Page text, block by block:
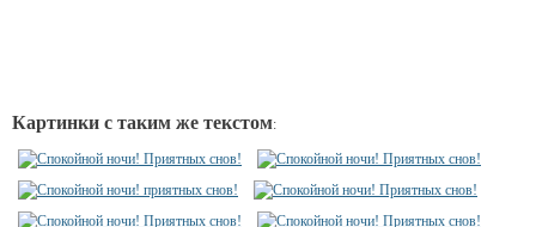
Картинки с таким же текстом: